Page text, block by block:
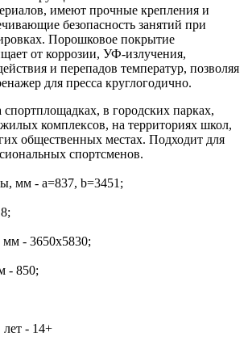
имеют прочные крепления и
безопасность занятий при
Порошковое покрытие
от коррозии, УФ-излучения,
и перепадов температур, позволяя
для пресса круглогодично.
спортплощадках, в городских парках,
комплексов, на территориях школ,
общественных местах. Подходит для
спортсменов.
мм - a=837, b=3451;
мм - 3650х5830;
- 850;
лет - 14+